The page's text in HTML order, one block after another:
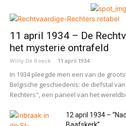
11 april 1934 – De
het mysterie ontrafeld
Willy De Roeck - 11 april 1934
In 1934 pleegde men een van de
Belgische geschiedenis: de diefstal
Rechters", een paneel van het
12 april 1934 –